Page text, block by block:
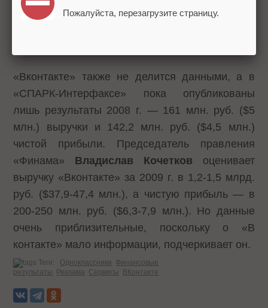
Дмитрия Гришина, «Одноклассники» больше
«Вконтакте» также не делится данными, а в
«СПАРК-Интерфаксе» пока опубликованы
лишь результаты 2008 г. — 161 млн. руб. ($5
млн.) выручки и 142,2 млн. руб. ($4,5 млн.)
чистой прибыли. Председатель правления
«Финама» Владислав Кочетков оценивает
выручку «Вконтакте» за 2009 г. в 1,2-1,5 млрд.
руб. ($37,9-47,4 млн.), а чистую прибыль — в
200-250 млн. руб. ($6,3-7,9 млн.). Но данные
очень приблизительные, поскольку о «В
контакте» мало информации, подчеркивает он.
Теги: Одноклассники Финансовые
результаты
Реклама Сервисы ВКонтакте
Пожалуйста, перезагрузите страницу.